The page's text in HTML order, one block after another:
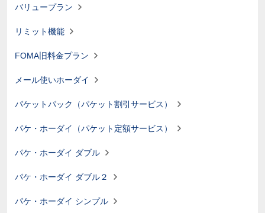
バリュープラン
リミット機能
FOMA旧料金プラン
メール使いホーダイ
パケットパック（パケット割引サービス）
パケ・ホーダイ（パケット定額サービス）
パケ・ホーダイ ダブル
パケ・ホーダイ ダブル２
パケ・ホーダイ シンプル